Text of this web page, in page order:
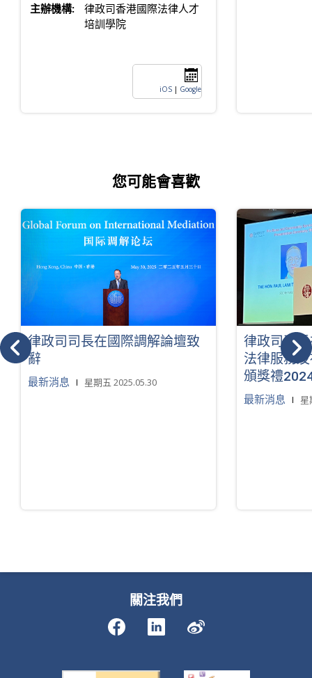
主辦機構:
律政司香港國際法律人才
培訓學院
iOS | Google
您可能會喜歡
律政司司長在國際調解論壇致
辭
最新消息 星期五 2025.05.30
律政司司
法律服務
頒獎禮
最新消息 星
關注我們